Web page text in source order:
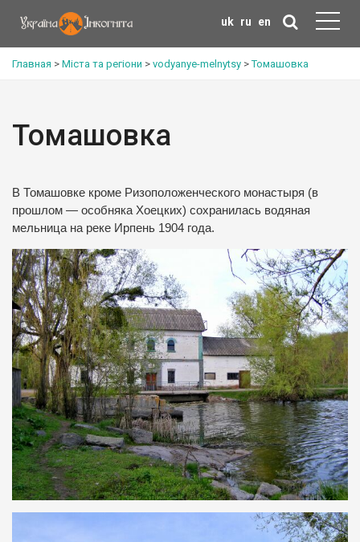
uk ru en
Главная > Міста та регіони > vodyanye-melnytsy >Томашовка
Томашовка
В Томашовке кроме Ризоположенческого монастыря (в
прошлом — особняка Хоецких) сохранилась водяная
мельница на реке Ирпень 1904 года.